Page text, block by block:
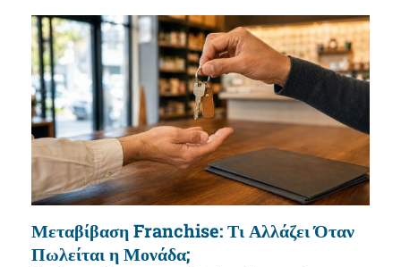
Μεταβίβαση Franchise: Τι Αλλάζει Όταν
Πωλείται η Μονάδα;